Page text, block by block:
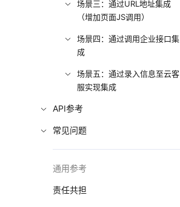
场景三：通过URL地址集成
（增加页面JS调用）
场景四：通过调用企业接口集
成
场景五：通过录入信息至云客
服实现集成
API参考
常见问题
通用参考
责任共担